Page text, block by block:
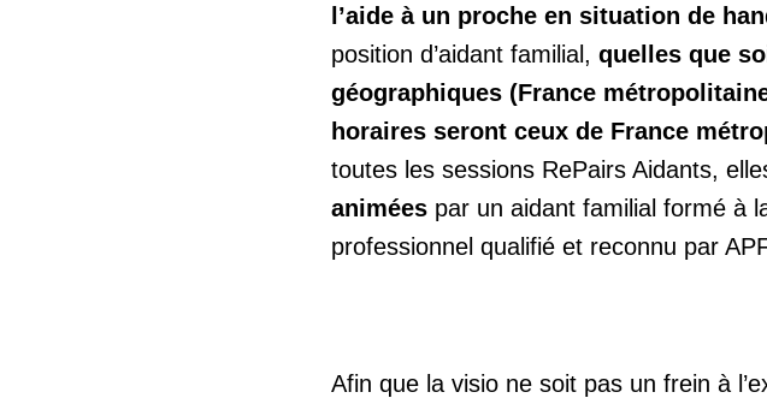
l’aide à un proche en situation de
position d’aidant familial, quelles que
géographiques (France
horaires seront ceux de France
toutes les sessions RePairs Aidants,
animées par un aidant familial formé à
professionnel qualifié et reconnu par
Afin que la visio ne soit pas un frein à